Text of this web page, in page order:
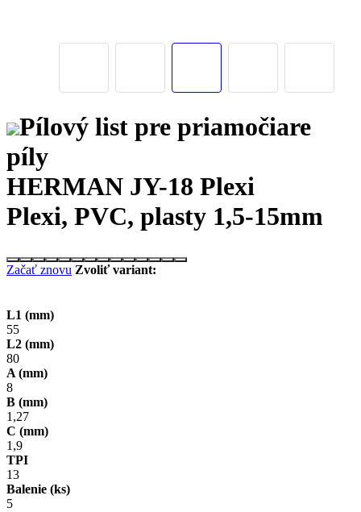
Pílový list pre priamočiare
píly
HERMAN JY-18 Plexi
Plexi, PVC, plasty 1,5-15mm
Začať znovu Zvoliť variant:
L1 (mm)
55
L2 (mm)
80
A (mm)
8
B (mm)
1,27
C (mm)
1,9
TPI
13
Balenie (ks)
5